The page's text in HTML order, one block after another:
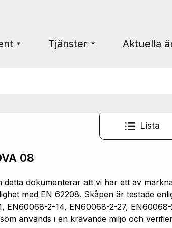
Tjänster Aktuella
Lista
08
dokumenterar att vi har ett av
med EN 62208. Skåpen är testade
2-14, EN60068-2-27,
används i en krävande miljö och